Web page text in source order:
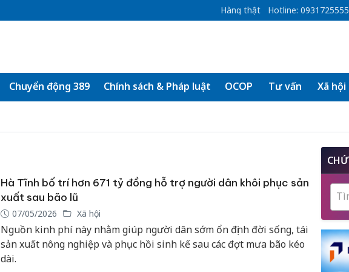
Hàng thật Hotline: 0931725555
Chuyển động 389 Chính sách & Pháp luật OCOP Tư vấn Xã hội
Hà Tĩnh bố trí hơn 671 tỷ đồng hỗ trợ người dân khôi phục sản
xuất sau bão lũ
07/05/2026 Xã hội
Nguồn kinh phí này nhằm giúp người dân sớm ổn định đời sống, tái
sản xuất nông nghiệp và phục hồi sinh kế sau các đợt mưa bão kéo
dài.